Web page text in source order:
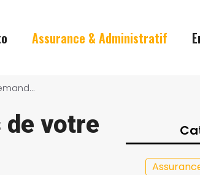
Assurance & Administratif
3 erreurs classiques à éviter lors de votre demande de carte grise en ligne
votre